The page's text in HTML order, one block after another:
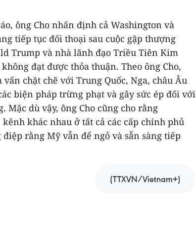
ông Cho nhấn định cả Washington và
tiếp tục đối thoại sau cuộc gặp thượng
Trump và nhà lãnh đạo Triều Tiên Kim
đạt được thỏa thuận. Theo ông Cho,
chặt chẽ với Trung Quốc, Nga, châu Âu
biện pháp trừng phạt và gây sức ép đối với
dù vậy, ông Cho cũng cho rằng
khác nhau ở tất cả các cấp chính phủ
rằng Mỹ vẫn để ngỏ và sẵn sàng tiếp
(TTXVN/Vietnam+)